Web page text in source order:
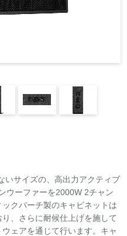
いサイズの、高出力アクティブ
ウーファーを2000W 2チャン
クバーチ製のキャビネットは
、さらに耐候仕上げを施して
ェアを通じて行います。キャ